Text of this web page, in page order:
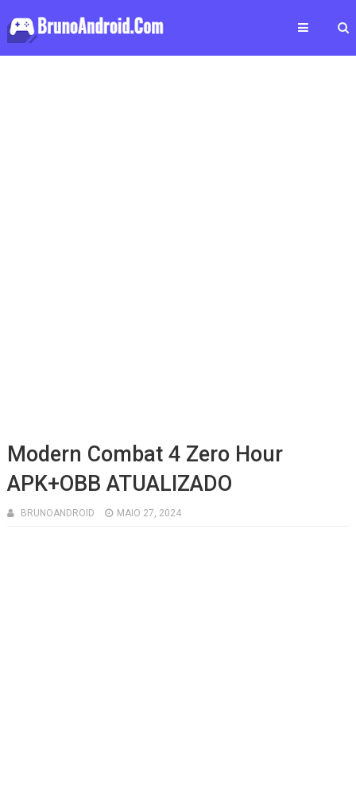
Modern Combat 4 Zero Hour
APK+OBB ATUALIZADO
BRUNOANDROID MAIO 27, 2024